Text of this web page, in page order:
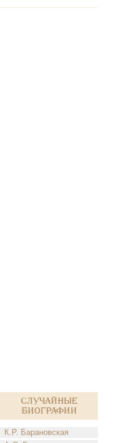
Случайные
биографии
К.Р. Барановская